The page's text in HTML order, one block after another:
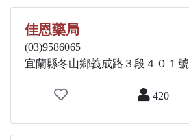
佳恩藥局
(03)9586065
宜蘭縣冬山鄉義成路３段４０１號
420